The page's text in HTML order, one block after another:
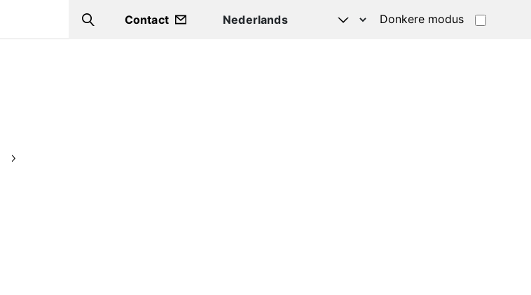
Search
Contact Donkere modus